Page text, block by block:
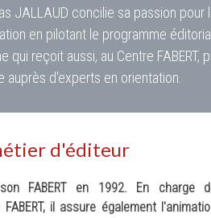
JALLAUD concilie sa passion
en pilotant le programme
qui reçoit aussi, au Centre
auprès d'experts en orientation.
d'éditeur
FABERT en 1992. En charge
il assure également